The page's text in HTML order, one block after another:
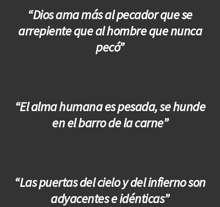
“Dios ama más al pecador que se
arrepiente que al hombre que nunca
pecó”
“El alma humana es pesada, se hunde
en el barro de la carne”
“Las puertas del cielo y del infierno son
adyacentes e idénticas”